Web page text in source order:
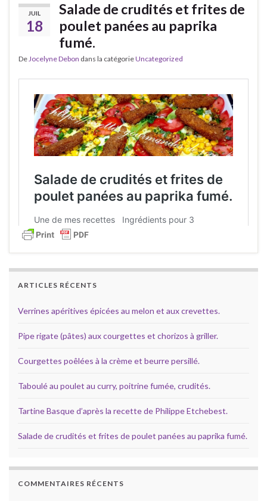
JUIL
18
Salade de crudités et frites de
poulet panées au paprika
fumé.
DeJocelyne Debon dans la catégorieUncategorized
ARTICLES RÉCENTS
Verrines apéritives épicées au melon et aux crevettes.
Pipe rigate (pâtes) aux courgettes et chorizos à griller.
Courgettes poêlées à la crème et beurre persillé.
Taboulé au poulet au curry, poitrine fumée, crudités.
Tartine Basque d’après la recette de Philippe Etchebest.
Salade de crudités et frites de poulet panées au paprika fumé.
COMMENTAIRES RÉCENTS